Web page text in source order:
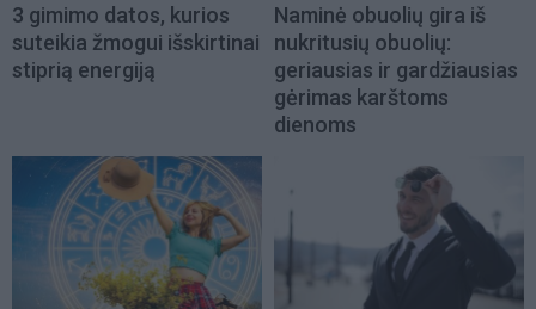
3 gimimo datos, kurios
suteikia žmogui išskirtinai
stiprią energiją
Naminė obuolių gira iš
nukritusių obuolių:
geriausias ir gardžiausias
gėrimas karštoms
dienoms